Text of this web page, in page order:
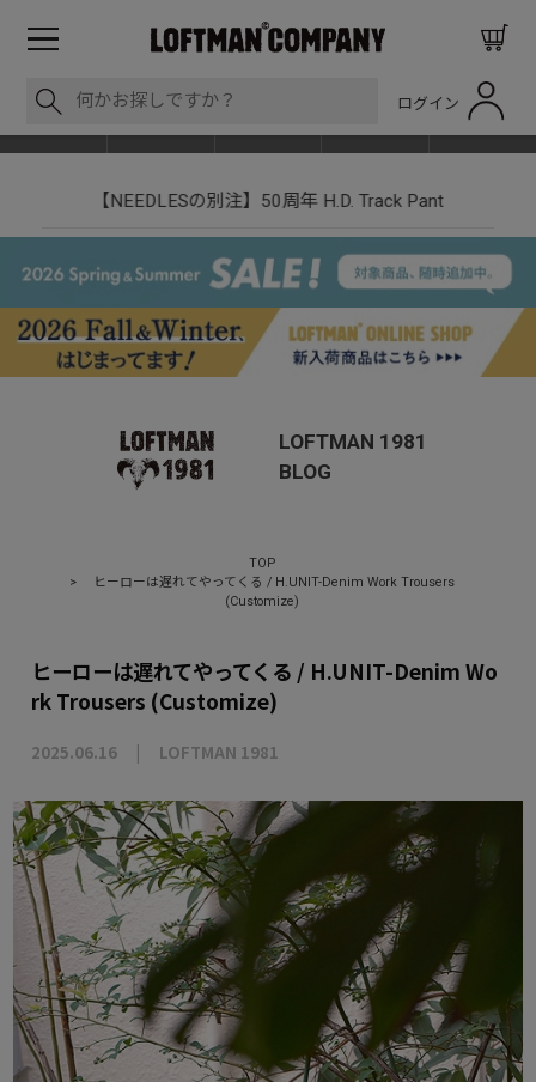
ログイン
LOFTMAN RECRUIT
LOFTMAN 1981
BLOG
TOP
>
ヒーローは遅れてやってくる / H.UNIT-Denim Work Trousers
(Customize)
ヒーローは遅れてやってくる / H.UNIT-Denim Wo
rk Trousers (Customize)
2025.06.16 LOFTMAN 1981